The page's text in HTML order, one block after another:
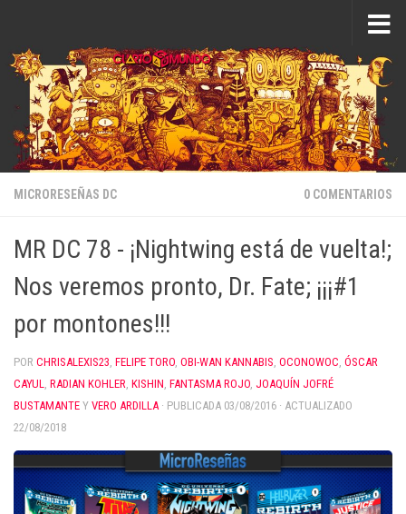
MICRORESEÑAS DC 0 COMENTARIOS
MR DC 78 - ¡Nightwing está de vuelta!;
Nos veremos pronto, Dr. Fate; ¡¡¡#1
por montones!!!
POR CHRISALEXIS23, FELIPE TORO, OBI-WAN KANNABIS, OCONOWOC, ÓSCAR
CAYUL, RADIAN KOHLER, KISHIN, FANTASMA ROJO, JOAQUÍN JOFRÉ
BUSTAMANTE Y VERO ARDILLA · PUBLICADA 03/08/2016 · ACTUALIZADO
22/08/2018